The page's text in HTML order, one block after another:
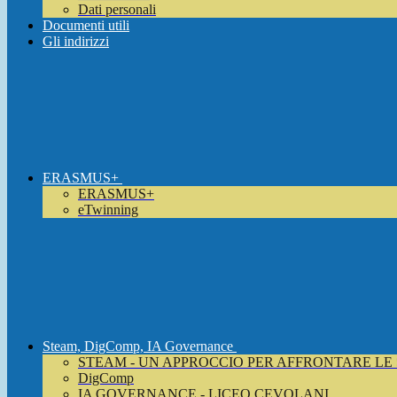
Dati personali
Documenti utili
Gli indirizzi
ERASMUS+
ERASMUS+
eTwinning
Steam, DigComp, IA Governance
STEAM - UN APPROCCIO PER AFFRONTARE
DigComp